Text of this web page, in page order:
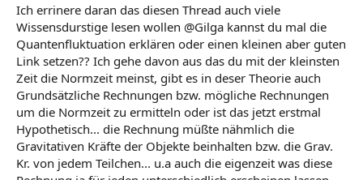
Ich errinere daran das diesen Thread auch viele
Wissensdurstige lesen wollen @Gilga kannst du mal die
Quantenfluktuation erklären oder einen kleinen aber guten
Link setzen?? Ich gehe davon aus das du mit der kleinsten
Zeit die Normzeit meinst, gibt es in deser Theorie auch
Grundsätzliche Rechnungen bzw. mögliche Rechnungen
um die Normzeit zu ermitteln oder ist das jetzt erstmal
Hypothetisch... die Rechnung müßte nähmlich die
Gravitativen Kräfte der Objekte beinhalten bzw. die Grav.
Kr. von jedem Teilchen... u.a auch die eigenzeit was diese